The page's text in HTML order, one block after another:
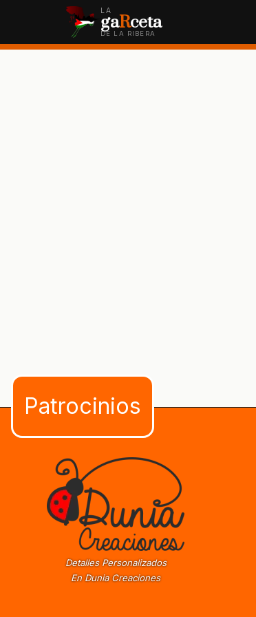
LA
gaRceta
DE LA RIBERA
Detalles Personalizados
En Dunia Creaciones